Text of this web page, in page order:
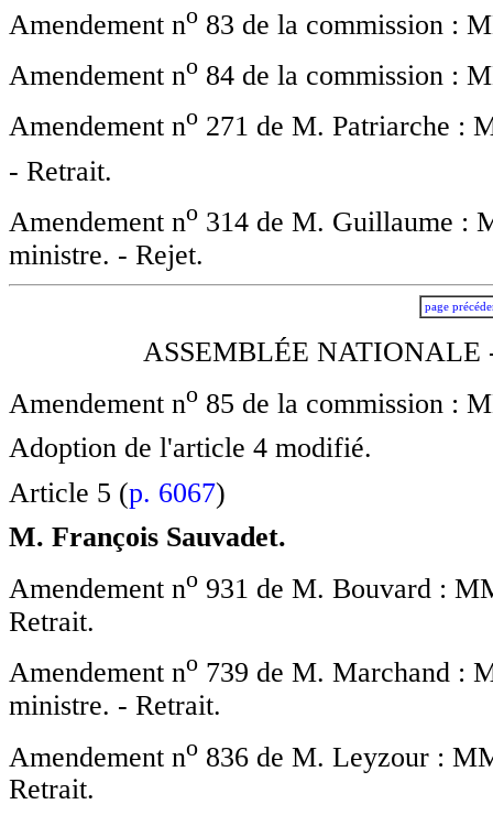
Amendement no 83 de la commission :
Amendement no 84 de la commission :
Amendement no 271 de M. Patriarche :
- Retrait.
Amendement no 314 de M. Guillaume :
ministre. - Rejet.
page
ASSEMBLÉE NATIONALE
Amendement no 85 de la commission :
Adoption de l'article 4 modifié.
Article 5 (p. 6067)
M. François Sauvadet.
Amendement no 931 de M. Bouvard :
Retrait.
Amendement no 739 de M. Marchand :
ministre. - Retrait.
Amendement no 836 de M. Leyzour :
Retrait.